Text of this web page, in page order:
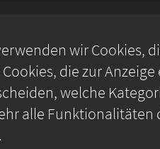
wir Cookies,
die zur
welche
alle Funktionalitäten
.